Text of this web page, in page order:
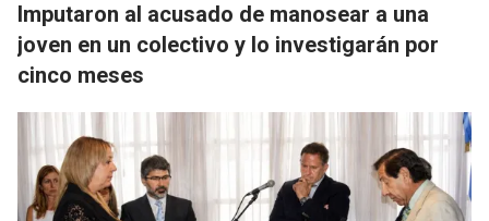
Imputaron al acusado de manosear a una
joven en un colectivo y lo investigarán por
cinco meses